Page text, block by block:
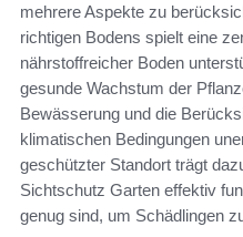
mehrere Aspekte zu
richtigen Bodens spielt eine
nährstoffreicher Boden
gesunde Wachstum der
Bewässerung und die
klimatischen Bedingungen
geschützter Standort trägt
Sichtschutz Garten effektiv
genug sind, um Schädlingen